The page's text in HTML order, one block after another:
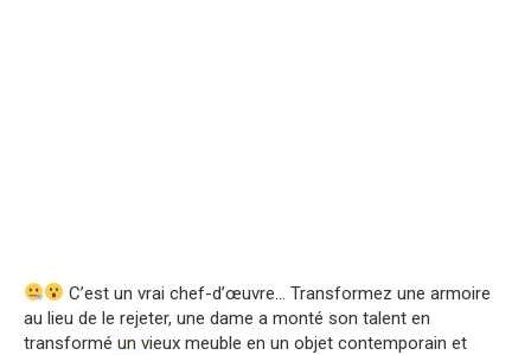
C’est un vrai chef-d’œuvre… Transformez une armoire
au lieu de le rejeter, une dame a monté son talent en
transformé un vieux meuble en un objet contemporain et